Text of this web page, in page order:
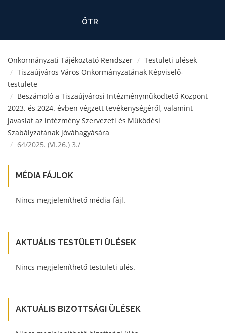
ÖTR
Önkormányzati Tájékoztató Rendszer
Testületi ülések
Tiszaújváros Város Önkormányzatának Képviselő-
testülete
Beszámoló a Tiszaújvárosi Intézményműködtető Központ
2023. és 2024. évben végzett tevékenységéről, valamint
javaslat az intézmény Szervezeti és Működési
Szabályzatának jóváhagyására
64/2025. (VI.26.) 3./
MÉDIA FÁJLOK
Nincs megjeleníthető média fájl.
AKTUÁLIS TESTÜLETI ÜLÉSEK
Nincs megjeleníthető testületi ülés.
AKTUÁLIS BIZOTTSÁGI ÜLÉSEK